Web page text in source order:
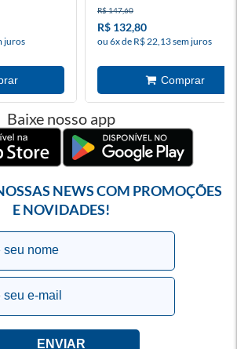
juros
R$ 147,60
R$ 132,80
ou 6x de R$ 22,13 sem juros
Baixe nosso app
NEWS COM PROMOÇÕES
E NOVIDADES!